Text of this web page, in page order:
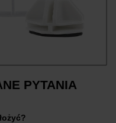
PYTANIA